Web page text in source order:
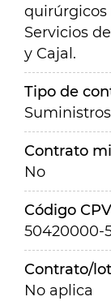
quirúrgicos
Servicios
y Cajal.
Tipo de
Suministros
Contrato
No
Código CPV
50420000-
Contrato/
No aplica